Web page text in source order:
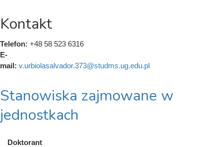
Kontakt
Telefon: +48 58 523 6316
E-
mail: v.urbiolasalvador.373@studms.ug.edu.pl
Stanowiska zajmowane w
jednostkach
Doktorant